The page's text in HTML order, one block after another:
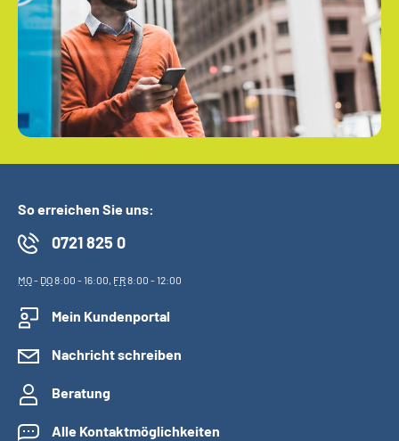
So erreichen Sie uns:
0721 825 0
MO- DO8:00 - 16:00, FR8:00 - 12:00
Mein Kundenportal
Nachricht schreiben
Beratung
Alle Kontaktmöglichkeiten